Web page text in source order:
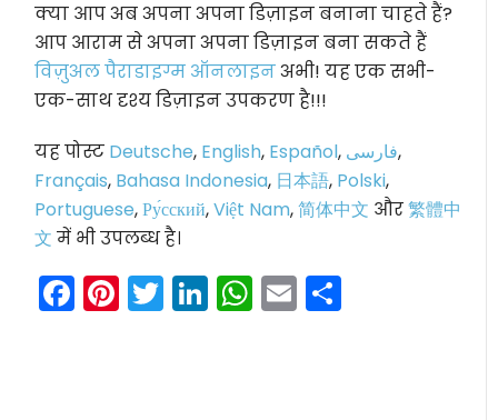
क्या आप अब अपना अपना डिज़ाइन बनाना चाहते हैं?
आप आराम से अपना अपना डिज़ाइन बना सकते हैं
विज़ुअल पैराडाइग्म ऑनलाइनअभी! यह एक सभी-
एक-साथ दृश्य डिज़ाइन उपकरण है!!!
यह पोस्ट Deutsche, English, Español, فارسی,
Français, Bahasa Indonesia, 日本語, Polski,
Portuguese,Ру́сский,Việt Nam,简体中文 और繁體中
文 में भी उपलब्ध है।
Facebook
Pinterest
Twitter
LinkedIn
WhatsApp
Email